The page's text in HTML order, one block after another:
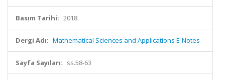
Basım Tarihi: 2018
Dergi Adı: Mathematical Sciences and Applications E-Notes
Sayfa Sayıları: ss.58-63